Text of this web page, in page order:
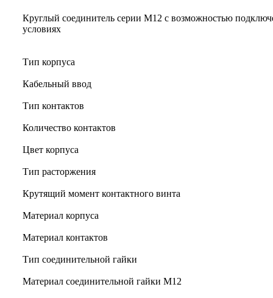
Круглый соединитель серии M12 с возможностью
условиях
Тип корпуса
Кабельный ввод
Тип контактов
Количество контактов
Цвет корпуса
Тип расторжения
Крутящий момент контактного винта
Материал корпуса
Материал контактов
Тип соединительной гайки
Материал соединительной гайки M12